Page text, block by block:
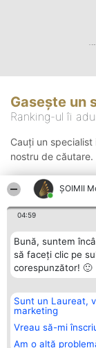
ȘOIMII
04:59
Bună, suntem
să faceți clic pe
corespunzător! 🙂
Sunt un Laureat,
marketing
Vreau să-mi
Am o altă
Gasește un
Ranking-ul îi
Cauți un
nostru de căutare.
Organizator Ranking
BRIGHT SOLUTIONS BR
Aleea Timisul De Sus 2 Bl.
Sc. A Et. 4 Ap. 13 Cod
București